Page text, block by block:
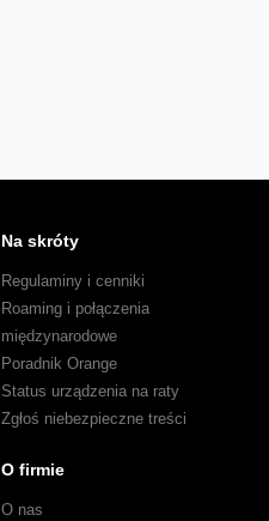
Na skróty
Regulaminy i cenniki
Roaming i połączenia
międzynarodowe
Poradnik Orange
Status urządzenia na raty
Zgłoś niebezpieczne treści
O firmie
O nas